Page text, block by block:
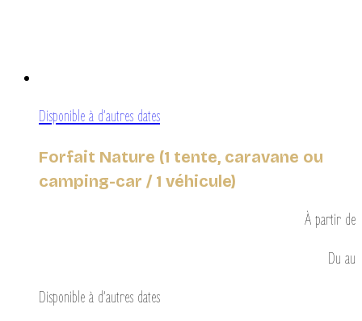
Disponible à d’autres dates
Forfait Nature (1 tente, caravane ou
camping-car / 1 véhicule)
À partir de
Du au
Disponible à d’autres dates